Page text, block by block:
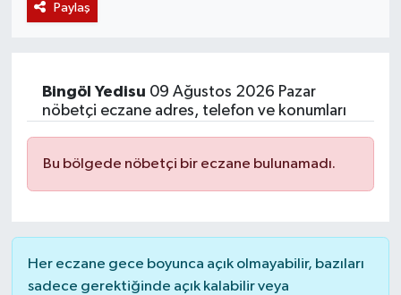
Paylaş
Bingöl Yedisu 09 Ağustos 2026 Pazar
nöbetçi eczane adres, telefon ve konumları
Bu bölgede nöbetçi bir eczane bulunamadı.
Her eczane gece boyunca açık olmayabilir, bazıları
sadece gerektiğinde açık kalabilir veya